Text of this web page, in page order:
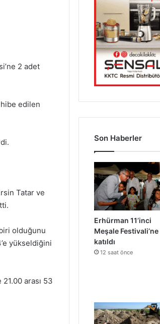
2 adet
edilen
Tatar ve
olduğunu
yükseldiğini
arası 53
Son Haberler
Erhürman 11’inci
Meşale Festivali’ne
katıldı
12 saat önce